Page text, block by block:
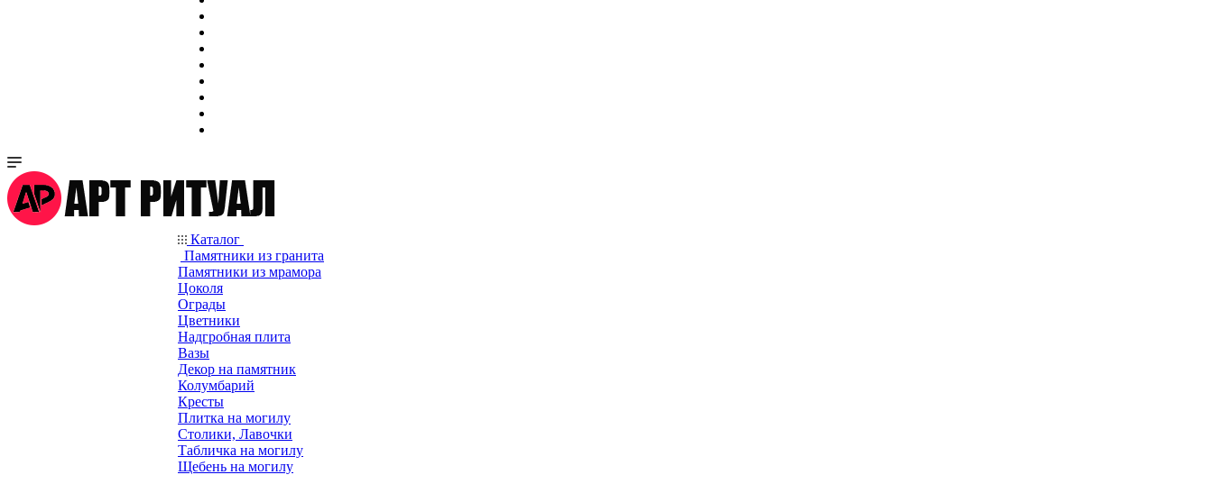
Каталог
Памятники из гранита
Памятники из мрамора
Цоколя
Ограды
Цветники
Надгробная плита
Вазы
Декор на памятник
Колумбарий
Кресты
Плитка на могилу
Столики, Лавочки
Табличка на могилу
Щебень на могилу